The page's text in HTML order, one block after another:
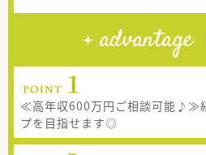
advantage
≪高年収600万円ご相談可能♪≫
プを目指せます◎